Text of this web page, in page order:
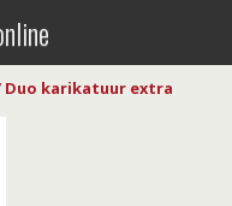
Duo karikatuur extra